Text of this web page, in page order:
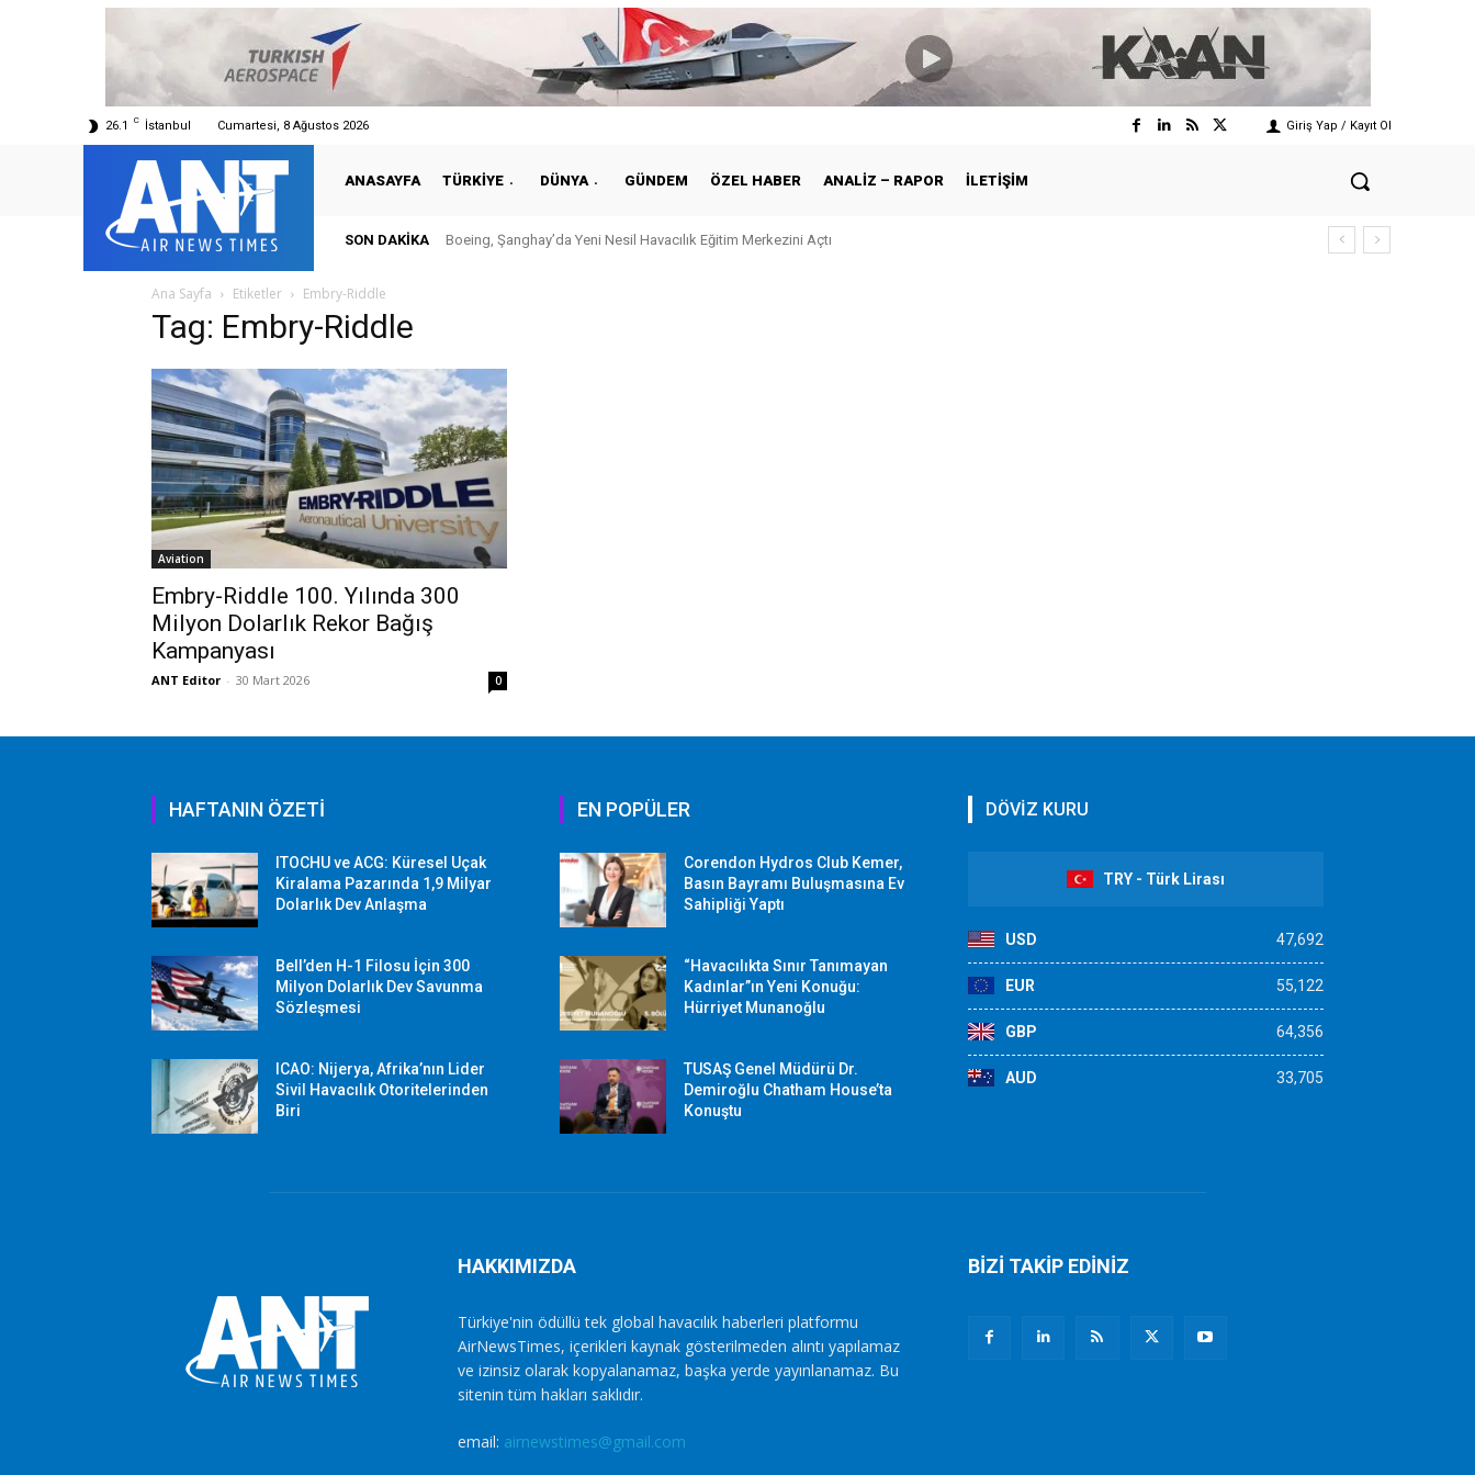
26.1 C İstanbul Cumartesi, 8 Ağustos 2026 Giriş Yap / Kayıt Ol
ANASAYFA TÜRKIYE DÜNYA GÜNDEM ÖZEL HABER ANALIZ – RAPOR İLETIŞIM
SON DAKIKA Boeing, Şanghay’da Yeni Nesil Havacılık Eğitim Merkezini Açtı
Ana Sayfa Etiketler Embry-Riddle
Tag: Embry-Riddle
Aviation
Embry-Riddle 100. Yılında 300
Milyon Dolarlık Rekor Bağış
Kampanyası
ANT Editor - 30 Mart 2026 0
HAFTANIN ÖZETİ
ITOCHU ve ACG: Küresel Uçak
Kiralama Pazarında 1,9 Milyar
Dolarlık Dev Anlaşma
Bell’den H-1 Filosu İçin 300
Milyon Dolarlık Dev Savunma
Sözleşmesi
ICAO: Nijerya, Afrika’nın Lider
Sivil Havacılık Otoritelerinden
Biri
EN POPÜLER
Corendon Hydros Club Kemer,
Basın Bayramı Buluşmasına Ev
Sahipliği Yaptı
“Havacılıkta Sınır Tanımayan
Kadınlar”ın Yeni Konuğu:
Hürriyet Munanoğlu
TUSAŞ Genel Müdürü Dr.
Demiroğlu Chatham House’ta
Konuştu
DÖVİZ KURU
TRY - Türk Lirası
USD 47,692
EUR 55,122
GBP 64,356
AUD 33,705
HAKKIMIZDA
Türkiye'nin ödüllü tek global havacılık haberleri platformu
AirNewsTimes, içerikleri kaynak gösterilmeden alıntı yapılamaz
ve izinsiz olarak kopyalanamaz, başka yerde yayınlanamaz. Bu
sitenin tüm hakları saklıdır.
email: airnewstimes@gmail.com
BİZİ TAKİP EDİNİZ